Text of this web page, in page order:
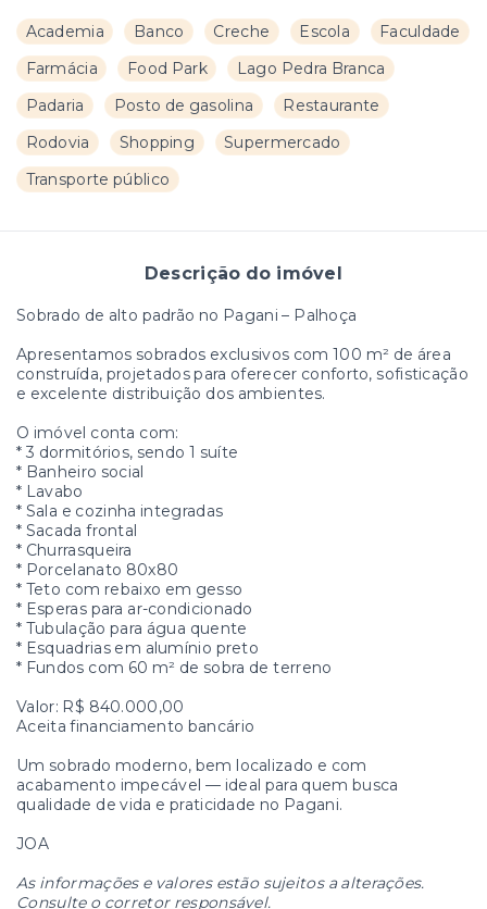
Academia Banco Creche Escola
Faculdade
Farmácia
Food Park
Lago Pedra Branca
Padaria
Posto de gasolina
Restaurante
Rodovia
Shopping
Supermercado
Transporte público
Descrição do imóvel
Sobrado de alto padrão no Pagani – Palhoça
Apresentamos sobrados exclusivos com 100 m² de área
construída, projetados para oferecer conforto, sofisticação
e excelente distribuição dos ambientes.
O imóvel conta com:
* 3 dormitórios, sendo 1 suíte
* Banheiro social
* Lavabo
* Sala e cozinha integradas
* Sacada frontal
* Churrasqueira
* Porcelanato 80x80
* Teto com rebaixo em gesso
* Esperas para ar-condicionado
* Tubulação para água quente
* Esquadrias em alumínio preto
* Fundos com 60 m² de sobra de terreno
Valor: R$ 840.000,00
Aceita financiamento bancário
Um sobrado moderno, bem localizado e com
acabamento impecável — ideal para quem busca
qualidade de vida e praticidade no Pagani.
JOA
As informações e valores estão sujeitos a alterações.
Consulte o corretor responsável.